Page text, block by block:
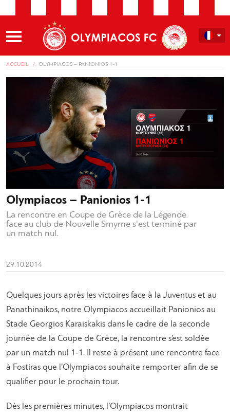
ACCUEIL OLYMPIACOS – PANIONIOS 1-1
Olympiacos – Panionios 1-1
La rencontre en Coupe de Grèce de la Légende
face au club de Nouvelle Smyrne s'est terminé par
un match nul.
29.10.2014
Quelques jours après les victoires face à la Juventus et au
Panathinaikos, notre Olympiacos accueillait Panionios au
Stade Georgios Karaiskakis dans le cadre de la seconde
journée de la Coupe de Grèce, la rencontre s’est soldée
par un match nul 1-1. Il reste à présent une rencontre face
à Fostiras que l’Olympiacos souhaite remporter afin de se
qualifier pour le prochain tour.
Dès les premières minutes, l’Olympiacos montrait